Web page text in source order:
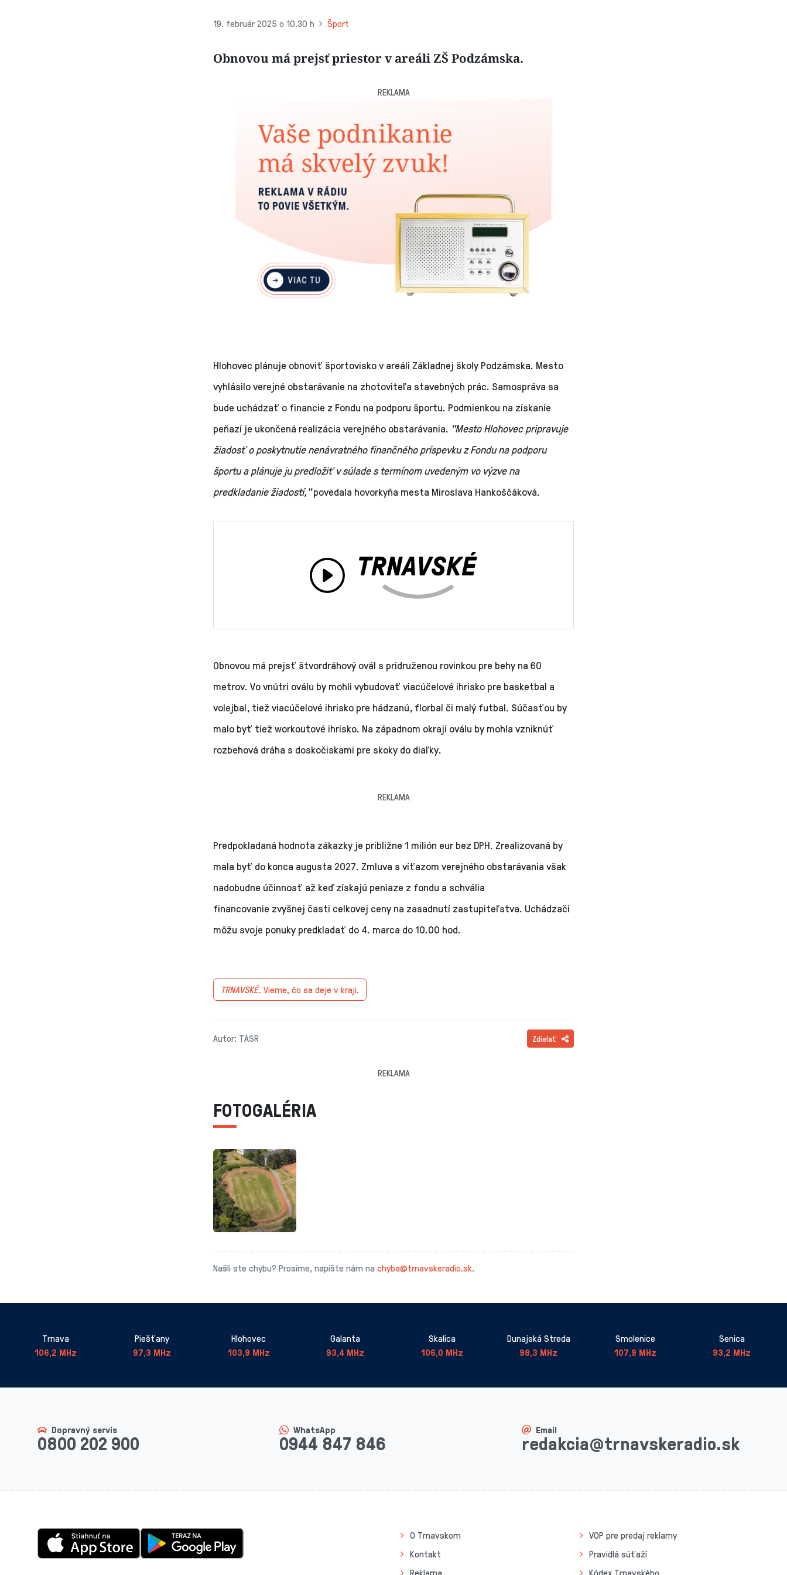
19. február 2025 o 10.30 h Šport
Obnovou má prejsť priestor v areáli ZŠ Podzámska.
REKLAMA
Hlohovec plánuje obnoviť športovisko v areáli Základnej školy Podzámska. Mesto
vyhlásilo verejné obstarávanie na zhotoviteľa stavebných prác. Samospráva sa
bude uchádzať o financie z Fondu na podporu športu. Podmienkou na získanie
peňazí je ukončená realizácia verejného obstarávania. "Mesto Hlohovec pripravuje
žiadosť o poskytnutie nenávratného finančného príspevku z Fondu na podporu
športu a plánuje ju predložiť v súlade s termínom uvedeným vo výzve na
predkladanie žiadostí,"povedala hovorkyňa mesta Miroslava Hankoščáková.
Obnovou má prejsť štvordráhový ovál s pridruženou rovinkou pre behy na 60
metrov. Vo vnútri oválu by mohli vybudovať viacúčelové ihrisko pre basketbal a
volejbal, tiež viacúčelové ihrisko pre hádzanú, florbal či malý futbal. Súčasťou by
malo byť tiež workoutové ihrisko. Na západnom okraji oválu by mohla vzniknúť
rozbehová dráha s doskočiskami pre skoky do diaľky.
REKLAMA
Predpokladaná hodnota zákazky je približne 1 milión eur bez DPH. Zrealizovaná by
mala byť do konca augusta 2027. Zmluva s víťazom verejného obstarávania však
nadobudne účinnosť až keď získajú peniaze z fondu a schvália
financovanie zvyšnej časti celkovej ceny na zasadnutí zastupiteľstva. Uchádzači
môžu svoje ponuky predkladať do 4. marca do 10.00 hod.
TRNAVSKÉ. Vieme, čo sa deje v kraji.
Autor: TASR Zdielať
REKLAMA
FOTOGALÉRIA
Našli ste chybu? Prosíme, napíšte nám na chyba@trnavskeradio.sk.
Trnava
106,2 MHz
Piešťany
97,3 MHz
Hlohovec
103,9 MHz
Galanta
93,4 MHz
Skalica
106,0 MHz
Dunajská Streda
98,3 MHz
Smolenice
107,9 MHz
Senica
93,2 MHz
Dopravný servis
0800 202 900
WhatsApp
0944 847 846
Email
redakcia@trnavskeradio.sk
O Trnavskom
Kontakt
VOP pre predaj reklamy
Pravidlá súťaží